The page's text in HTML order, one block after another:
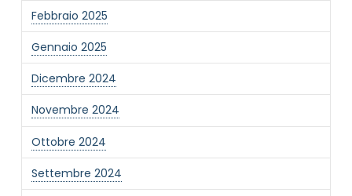
Febbraio 2025
Gennaio 2025
Dicembre 2024
Novembre 2024
Ottobre 2024
Settembre 2024
MAIL REFERENTE
MOTIVO DEL CONTATTO